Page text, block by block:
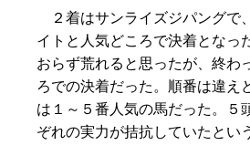
２着はサンライズジパングで
イトと人気どころで決着となっ
おらず荒れると思ったが、終わ
ろでの決着だった。順番は違え
は１～５番人気の馬だった。５
ぞれの実力が拮抗していたとい